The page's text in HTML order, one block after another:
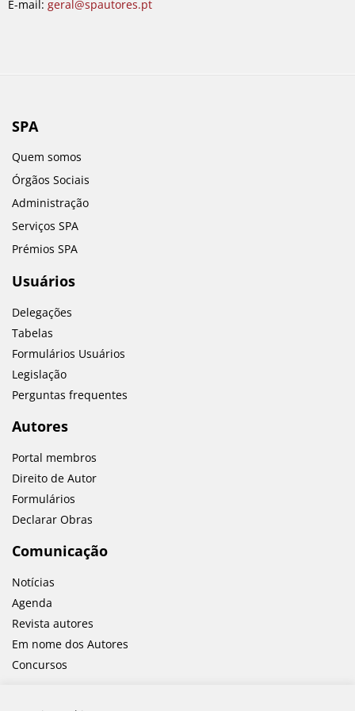
E-mail: geral@spautores.pt
SPA
Quem somos
Órgãos Sociais
Administração
Serviços SPA
Prémios SPA
Usuários
Delegações
Tabelas
Formulários Usuários
Legislação
Perguntas frequentes
Autores
Portal membros
Direito de Autor
Formulários
Declarar Obras
Comunicação
Notícias
Agenda
Revista autores
Em nome dos Autores
Concursos